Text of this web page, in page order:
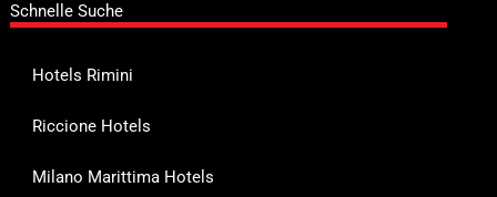
Schnelle Suche
Hotels Rimini
Riccione Hotels
Milano Marittima Hotels